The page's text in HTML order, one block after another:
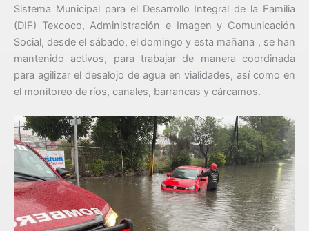
Sistema Municipal para el Desarrollo Integral de la Familia
(DIF) Texcoco, Administración e Imagen y Comunicación
Social, desde el sábado, el domingo y esta mañana , se han
mantenido activos, para trabajar de manera coordinada
para agilizar el desalojo de agua en vialidades, así como en
el monitoreo de ríos, canales, barrancas y cárcamos.